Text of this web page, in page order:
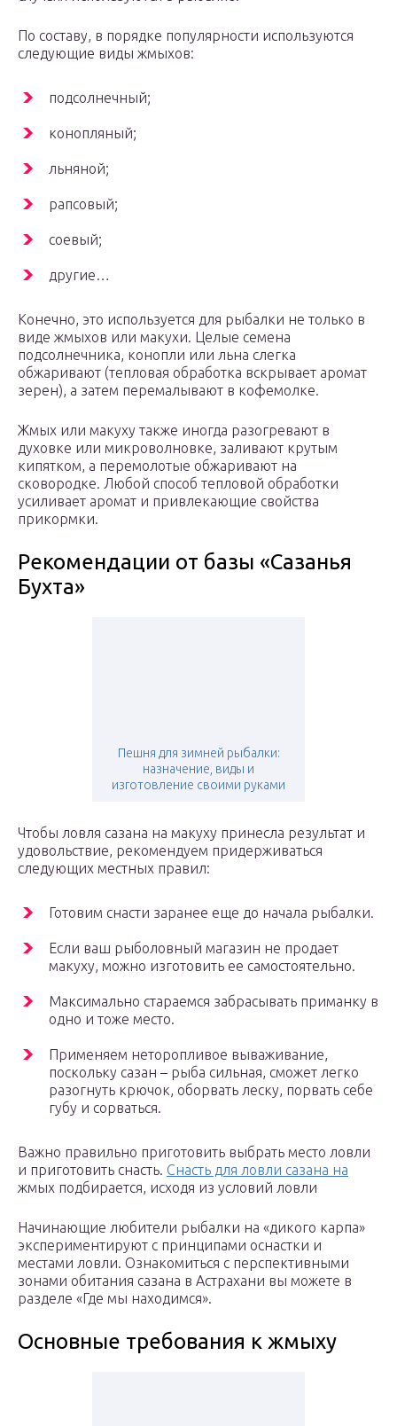
По составу, в порядке популярности используются
следующие виды жмыхов:
подсолнечный;
конопляный;
льняной;
рапсовый;
соевый;
другие…
Конечно, это используется для рыбалки не только в
виде жмыхов или макухи. Целые семена
подсолнечника, конопли или льна слегка
обжаривают (тепловая обработка вскрывает аромат
зерен), а затем перемалывают в кофемолке.
Жмых или макуху также иногда разогревают в
духовке или микроволновке, заливают крутым
кипятком, а перемолотые обжаривают на
сковородке. Любой способ тепловой обработки
усиливает аромат и привлекающие свойства
прикормки.
Рекомендации от базы «Сазанья
Бухта»
Пешня для зимней рыбалки:
назначение, виды и
изготовление своими руками
Чтобы ловля сазана на макуху принесла результат и
удовольствие, рекомендуем придерживаться
следующих местных правил:
Готовим снасти заранее еще до начала рыбалки.
Если ваш рыболовный магазин не продает
макуху, можно изготовить ее самостоятельно.
Максимально стараемся забрасывать приманку в
одно и тоже место.
Применяем неторопливое вываживание,
поскольку сазан – рыба сильная, сможет легко
разогнуть крючок, оборвать леску, порвать себе
губу и сорваться.
Важно правильно приготовить выбрать место ловли
и приготовить снасть. Снасть для ловли сазана на
жмых подбирается, исходя из условий ловли
Начинающие любители рыбалки на «дикого карпа»
экспериментируют с принципами оснастки и
местами ловли. Ознакомиться с перспективными
зонами обитания сазана в Астрахани вы можете в
разделе «Где мы находимся».
Основные требования к жмыху